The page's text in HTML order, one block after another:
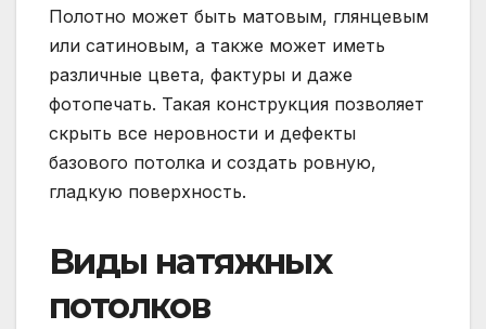
Полотно может быть матовым, глянцевым
или сатиновым, а также может иметь
различные цвета, фактуры и даже
фотопечать. Такая конструкция позволяет
скрыть все неровности и дефекты
базового потолка и создать ровную,
гладкую поверхность.
Виды натяжных
потолков